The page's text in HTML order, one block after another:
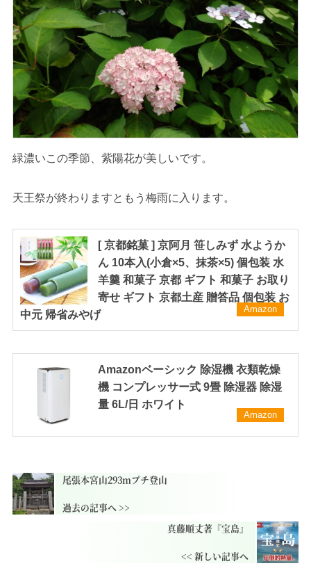
緑濃いこの季節、紫陽花が美しいです。
天王祭が終わりますともう梅雨に入ります。
[ 京都銘菓 ] 京阿月 笹しみず 水ようか
ん 10本入(小倉×5、抹茶×5) 個包装 水
羊羹 和菓子 京都 ギフト 和菓子 お取り
寄せ ギフト 京都土産 贈答品 個包装 お
中元 帰省みやげ
Amazon
Amazonベーシック 除湿機 衣類乾燥
機 コンプレッサー式 9畳 除湿器 除湿
量 6L/日 ホワイト
Amazon
尾張本宮山293mプチ登山
真藤順丈著『宝島』